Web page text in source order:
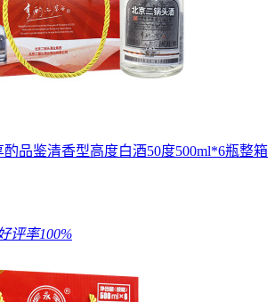
品鉴清香型高度白酒50度500ml*6瓶整箱
评率100%